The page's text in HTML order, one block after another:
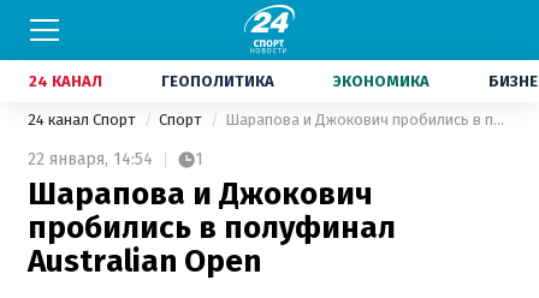
24 КАНАЛ ГЕОПОЛИТИКА ЭКОНОМИКА
24 канал Спорт Спорт Шарапова и Джокович пробились в полуфинал Australian Open
22 января, 14:54 1
Шарапова и Джокович
пробились в полуфинал
Australian Open